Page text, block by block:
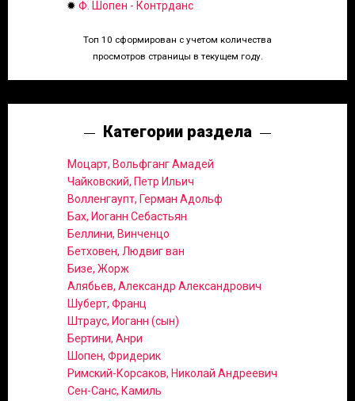
✹ Ф. Шопен - Контрданс
Топ 10 сформирован с учетом количества
просмотров страницы в текущем году.
Категории раздела
Моцарт, Вольфганг Амадей
Чайковский, Петр Ильич
Волленгаупт, Герман Адольф
Бах, Иоганн Себастьян
Беллини, Винченцо
Бетховен, Людвиг ван
Бизе, Жорж
Алябьев, Александр Александрович
Шуберт, Франц
Штраус, Иоганн (сын)
Бертини, Анри
Шопен, Фридерик
Римский-Корсаков, Николай Андреевич
Сен-Санс, Камиль